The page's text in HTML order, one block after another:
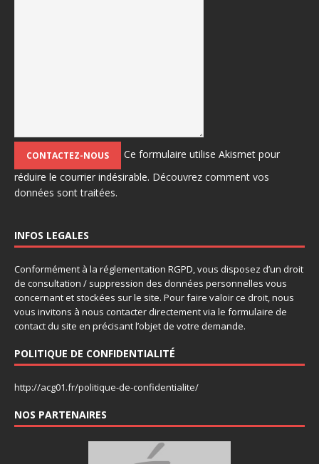
Ce formulaire utilise Akismet pour
réduire le courrier indésirable. Découvrez comment vos
données sont traitées.
INFOS LEGALES
Conformément à la réglementation RGPD, vous disposez d’un droit
de consultation / suppression des données personnelles vous
concernant et stockées sur le site. Pour faire valoir ce droit, nous
vous invitons à nous contacter directement via le formulaire de
contact du site en précisant l’objet de votre demande.
POLITIQUE DE CONFIDENTIALITÉ
http://acg01.fr/politique-de-confidentialite/
NOS PARTENAIRES